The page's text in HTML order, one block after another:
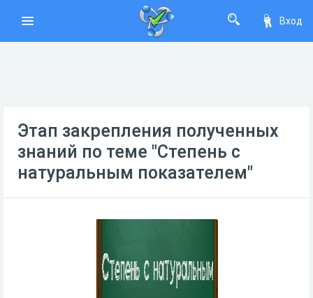
Вход
Этап закрепления полученных
знаний по теме "Степень с
натуральным показателем"